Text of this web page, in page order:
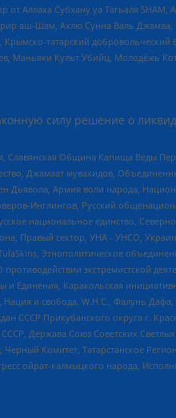
Аллаха Субхану уа Тагьаля
аш-Шам, Ахлю Сунна Валь Джамаа,
Крымско-татарский
Маньяки Культ Убийц, Молодёжь
силу решение о
Славянская Община Капища Веды
Джамаат мувахидов,
Дьявола, Армия воли народа,
Инглингов, Русский
национальное единство,
Правый сектор, УНА - УНСО,
Этнополитическое
экстремистской
Единения, Каракольская
Нация и свобода, W.H.С., Фалунь
Прикубанского округа г.
Держава Союз Советских Светлых
Комитет, Татарстанское
ойрат-калмыцкого народа,